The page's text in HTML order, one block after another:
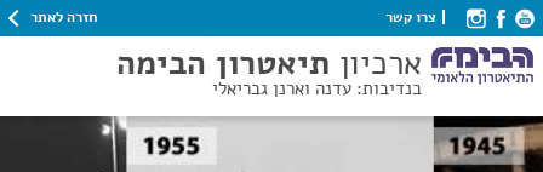
צרו קשר חזרה לאתר
ארכיון תיאטרון הבימה
בנדיבות: עדנה וארנן גבריאלי